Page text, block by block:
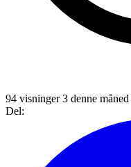
94 visninger3 denne måned
Del: